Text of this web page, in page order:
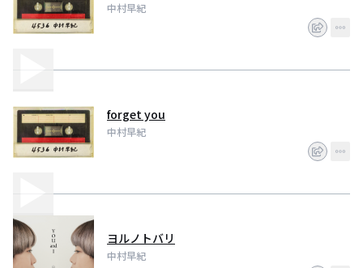
中村早紀
forget you
中村早紀
ヨルノトバリ
中村早紀